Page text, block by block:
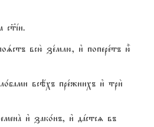
с™jи.
всю2 зе1млю, и3 попере1тъ ю5
всёхъ пре1жнихъ и3 три2
и3 зако1нъ, и3 дaстсz въ